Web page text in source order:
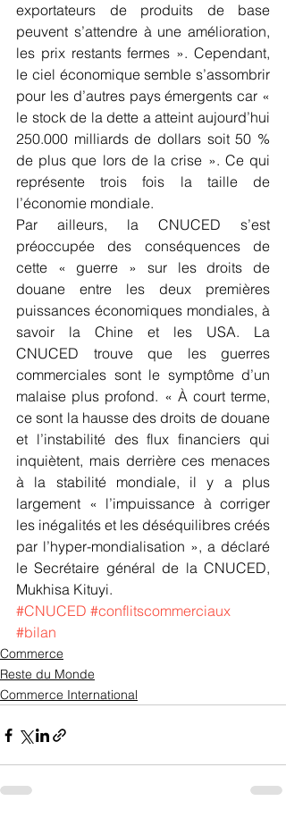
exportateurs de produits de base
peuvent s’attendre à une amélioration,
les prix restants fermes ». Cependant,
le ciel économique semble s’assombrir
pour les d’autres pays émergents car «
le stock de la dette a atteint aujourd’hui
250.000 milliards de dollars soit 50 %
de plus que lors de la crise ». Ce qui
représente trois fois la taille de
l’économie mondiale.
Par ailleurs, la CNUCED s’est
préoccupée des conséquences de
cette « guerre » sur les droits de
douane entre les deux premières
puissances économiques mondiales, à
savoir la Chine et les USA. La
CNUCED trouve que les guerres
commerciales sont le symptôme d’un
malaise plus profond. « À court terme,
ce sont la hausse des droits de douane
et l’instabilité des flux financiers qui
inquiètent, mais derrière ces menaces
à la stabilité mondiale, il y a plus
largement « l’impuissance à corriger
les inégalités et les déséquilibres créés
par l’hyper-mondialisation », a déclaré
le Secrétaire général de la CNUCED,
Mukhisa Kituyi.
#CNUCED #conflitscommerciaux
#bilan
Commerce
Reste du Monde
Commerce International